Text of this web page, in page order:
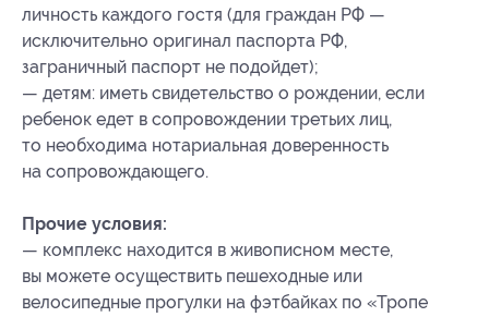
личность каждого гостя (для граждан РФ —
исключительно оригинал паспорта РФ,
заграничный паспорт не подойдет);
— детям: иметь свидетельство о рождении, если
ребенок едет в сопровождении третьих лиц,
то необходима нотариальная доверенность
на сопровождающего.
Прочие условия:
— комплекс находится в живописном месте,
вы можете осуществить пешеходные или
велосипедные прогулки на фэтбайках по «Тропе